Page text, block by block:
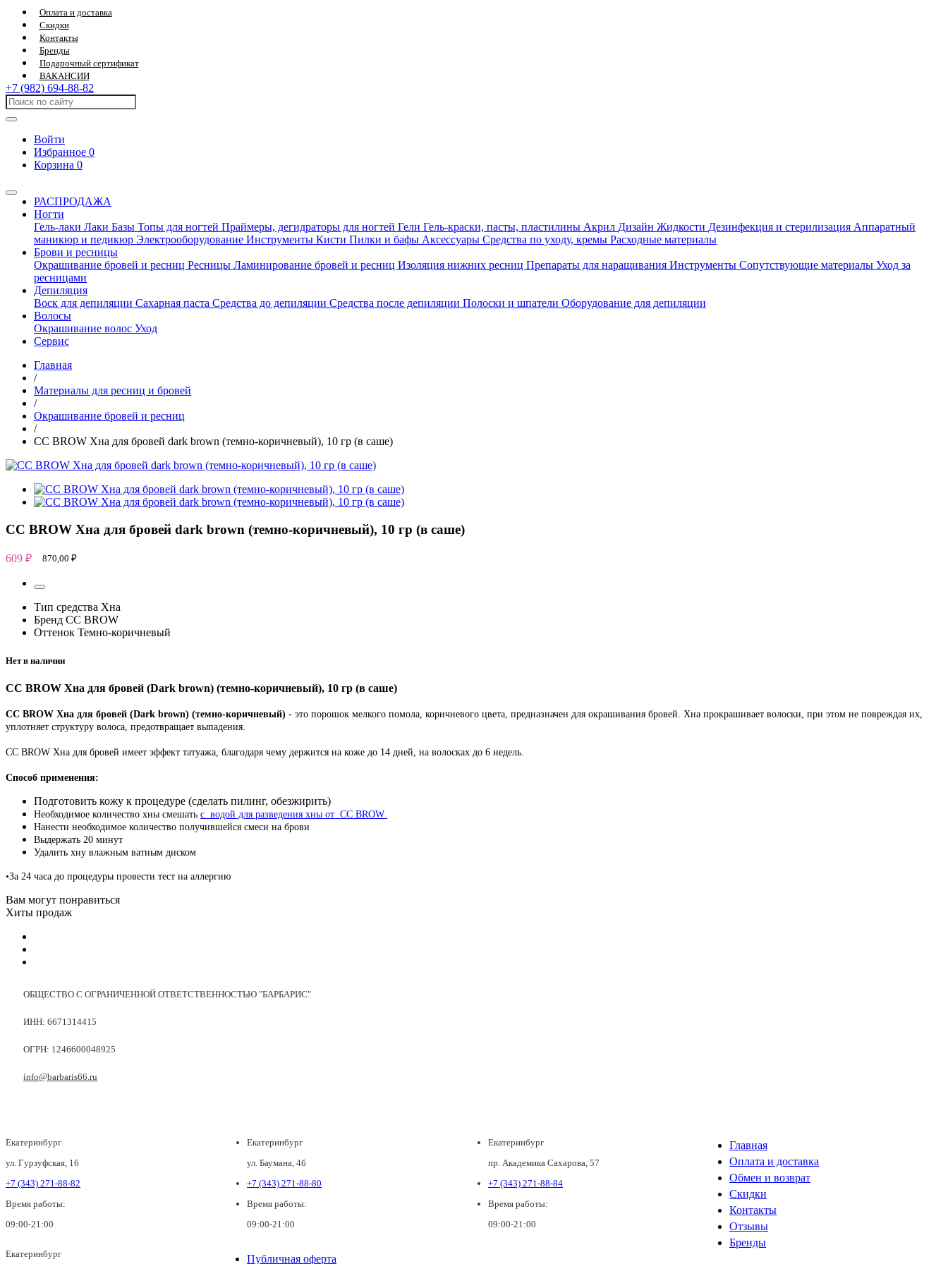
Оплата и доставка
Скидки
Контакты
Бренды
Подарочный сертификат
ВАКАНСИИ
+7 (982) 694-88-82
Войти
Избранное 0
Корзина 0
РАСПРОДАЖА
Ногти
Гель-лаки Лаки Базы Топы для ногтей Праймеры, дегидраторы для ногтей Гели Гель-краски, пасты, пластилины Акрил Дизайн Жидкости Дезинфекция и стерилизация Аппаратный
маникюр и педикюр Электрооборудование Инструменты Кисти Пилки и бафы Аксессуары Средства по уходу, кремы Расходные материалы
Брови и ресницы
Окрашивание бровей и ресниц Ресницы Ламинирование бровей и ресниц Изоляция нижних ресниц Препараты для наращивания Инструменты Сопутствующие материалы Уход за
ресницами
Депиляция
Воск для депиляции Сахарная паста Средства до депиляции Средства после депиляции Полоски и шпатели Оборудование для депиляции
Волосы
Окрашивание волос Уход
Сервис
Главная
/
Материалы для ресниц и бровей
/
Окрашивание бровей и ресниц
/
CC BROW Хна для бровей dark brown (темно-коричневый), 10 гр (в саше)
CC BROW Хна для бровей dark brown (темно-коричневый), 10 гр (в саше)
609 ₽ 870,00 ₽
Тип средства Хна
Бренд CC BROW
Оттенок Темно-коричневый
Нет в наличии
CC BROW Хна для бровей (Dark brown) (темно-коричневый), 10 гр (в саше)
CC BROW Хна для бровей (Dark brown) (темно-коричневый) - это порошок мелкого помола, коричневого цвета, предназначен для окрашивания бровей. Хна прокрашивает волоски, при этом не повреждая их,
уплотняет структуру волоса, предотвращает выпадения.
CC BROW Хна для бровей имеет эффект татуажа, благодаря чему держится на коже до 14 дней, на волосках до 6 недель.
Способ применения:
Подготовить кожу к процедуре (сделать пилинг, обезжирить)
Необходимое количество хны смешать с водой для разведения хны от CC BROW
Нанести необходимое количество получившейся смеси на брови
Выдержать 20 минут
Удалить хну влажным ватным диском
•За 24 часа до процедуры провести тест на аллергию
Вам могут понравиться
Хиты продаж
ОБЩЕСТВО С ОГРАНИЧЕННОЙ ОТВЕТСТВЕННОСТЬЮ "БАРБАРИС"
ИНН: 6671314415
ОГРН: 1246600048925
info@barbaris66.ru
Екатеринбург
ул. Гурзуфская, 16
+7 (343) 271-88-82
Время работы:
09:00-21:00
Екатеринбург
ул. Баумана, 4б
+7 (343) 271-88-80
Время работы:
09:00-21:00
Екатеринбург
пр. Академика Сахарова, 57
+7 (343) 271-88-84
Время работы:
09:00-21:00
Екатеринбург
Главная
Оплата и доставка
Обмен и возврат
Скидки
Контакты
Отзывы
Бренды
Публичная оферта